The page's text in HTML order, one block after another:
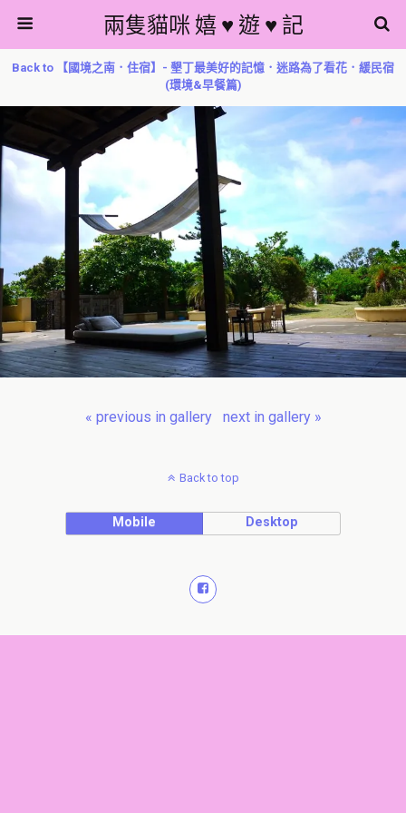
兩隻貓咪 嬉 ♥ 遊 ♥ 記
Back to 【國境之南．住宿】- 墾丁最美好的記憶．迷路為了看花．緩民宿
(環境&早餐篇)
« previous in gallery next in gallery »
Back to top
Mobile Desktop